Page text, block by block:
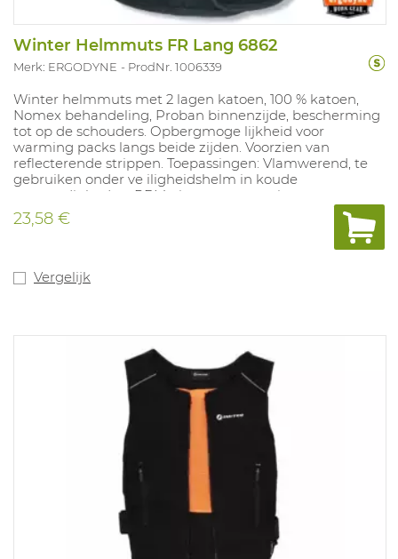
Winter Helmmuts FR Lang 6862
Merk: ERGODYNE ProdNr. 1006339
Winter helmmuts met 2 lagen katoen, 100 % katoen,
Nomex behandeling, Proban binnenzijde, bescherming
tot op de schouders. Opbergmoge lijkheid voor
warming packs langs beide zijden. Voorzien van
reflecterende strippen. Toepassingen: Vlamwerend, te
gebruiken onder ve iligheidshelm in koude
omstandigheden. PBM niet van toepassing
23,58 €
Vergelijk